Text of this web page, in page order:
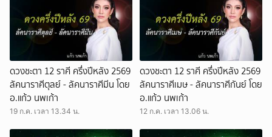
ดวงชะตา 12 ราศี ครึ่งปีหลัง 2569
ลัคนาราศีตุลย์ - ลัคนาราศีมีน โดย
อ.แก้ว นพเก้า
19 ก.ค. เวลา 13.34 น.
ดวงชะตา 12 ราศี ครึ่งปีหลัง 2569
ลัคนาราศีเมษ - ลัคนาราศีกันย์ โดย
อ.แก้ว นพเก้า
12 ก.ค. เวลา 13.06 น.